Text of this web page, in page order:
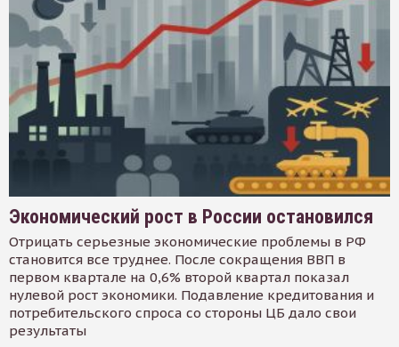
Экономический рост в России остановился
Отрицать серьезные экономические проблемы в РФ
становится все труднее. После сокращения ВВП в
первом квартале на 0,6% второй квартал показал
нулевой рост экономики. Подавление кредитования и
потребительского спроса со стороны ЦБ дало свои
результаты